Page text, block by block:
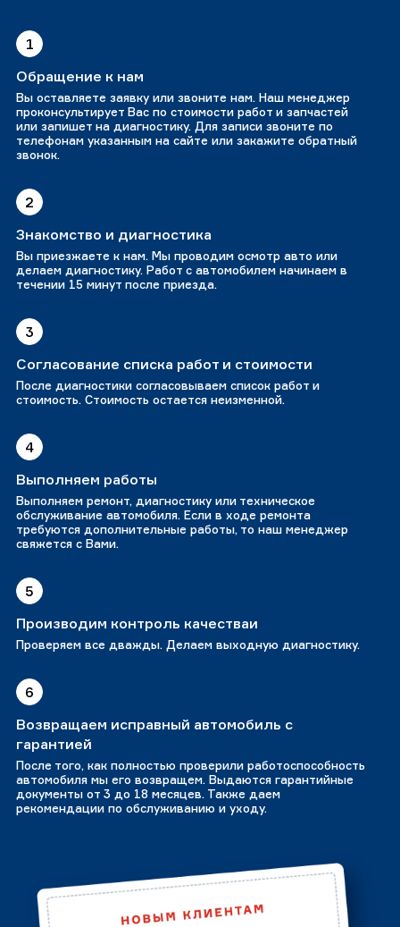
1
Обращение к нам
Вы оставляете заявку или звоните нам. Наш менеджер
проконсультирует Вас по стоимости работ и запчастей
или запишет на диагностику. Для записи звоните по
телефонам указанным на сайте или закажите обратный
звонок.
2
Знакомство и диагностика
Вы приезжаете к нам. Мы проводим осмотр авто или
делаем диагностику. Работ с автомобилем начинаем в
течении 15 минут после приезда.
3
Согласование списка работ и стоимости
После диагностики согласовываем список работ и
стоимость. Стоимость остается неизменной.
4
Выполняем работы
Выполняем ремонт, диагностику или техническое
обслуживание автомобиля. Если в ходе ремонта
требуются дополнительные работы, то наш менеджер
свяжется с Вами.
5
Производим контроль качестваи
Проверяем все дважды. Делаем выходную диагностику.
6
Возвращаем исправный автомобиль с
гарантией
После того, как полностью проверили работоспособность
автомобиля мы его возвращем. Выдаются гарантийные
документы от 3 до 18 месяцев. Также даем
рекомендации по обслуживанию и уходу.